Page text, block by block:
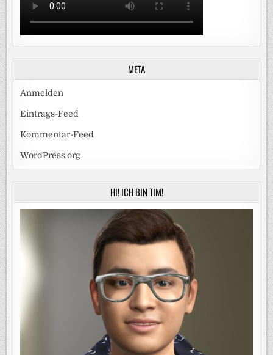
META
Anmelden
Eintrags-Feed
Kommentar-Feed
WordPress.org
HI! ICH BIN TIM!